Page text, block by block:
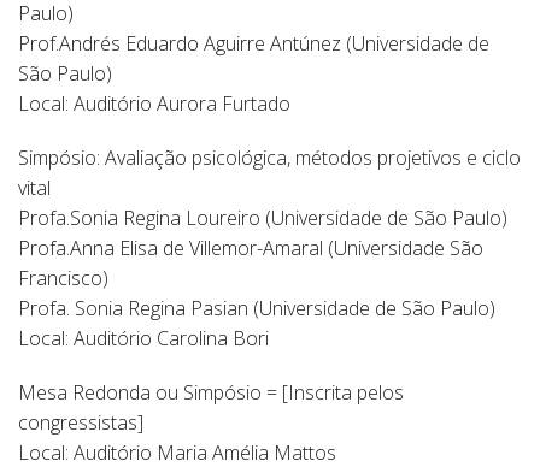
Paulo)
Prof.Andrés Eduardo Aguirre Antúnez (Universidade de
São Paulo)
Local: Auditório Aurora Furtado
Simpósio: Avaliação psicológica, métodos projetivos e ciclo
vital
Profa.Sonia Regina Loureiro (Universidade de São Paulo)
Profa.Anna Elisa de Villemor-Amaral (Universidade São
Francisco)
Profa. Sonia Regina Pasian (Universidade de São Paulo)
Local: Auditório Carolina Bori
Mesa Redonda ou Simpósio = [Inscrita pelos
congressistas]
Local: Auditório Maria Amélia Mattos